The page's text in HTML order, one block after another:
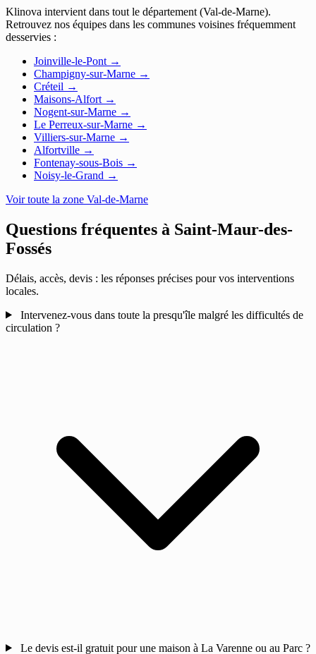
Klinova intervient dans tout le département (Val-de-Marne).
Retrouvez nos équipes dans les communes voisines fréquemment
desservies :
Joinville-le-Pont →
Champigny-sur-Marne →
Créteil →
Maisons-Alfort →
Nogent-sur-Marne →
Le Perreux-sur-Marne →
Villiers-sur-Marne →
Alfortville →
Fontenay-sous-Bois →
Noisy-le-Grand →
Voir toute la zone Val-de-Marne
Questions fréquentes à Saint-Maur-des-
Fossés
Délais, accès, devis : les réponses précises pour vos interventions
locales.
Intervenez-vous dans toute la presqu'île malgré les difficultés de
circulation ?
Le devis est-il gratuit pour une maison à La Varenne ou au Parc ?